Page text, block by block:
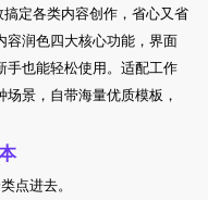
定各类内容创作，省心又省
容润色四大核心功能，界面
手也能轻松使用。适配工作
景，自带海量优质模板，
点进去。